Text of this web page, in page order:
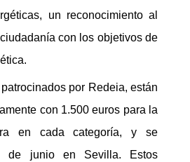
un reconocimiento al
con los objetivos de
por Redeia, están
con 1.500 euros para la
en cada categoría, y se
de junio en Sevilla. Estos